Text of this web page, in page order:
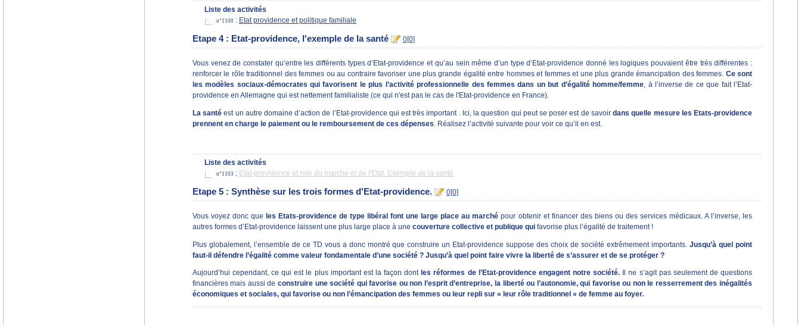
Liste des activités
n°1100: Etat providence et politique familiale
Etape 4 : Etat-providence, l'exemple de la santé 0[0]
Vous venez de constater qu’entre les différents types d’Etat-providence et qu’au sein même d’un type d’Etat-providence donné les logiques pouvaient être très différentes :
renforcer le rôle traditionnel des femmes ou au contraire favoriser une plus grande égalité entre hommes et femmes et une plus grande émancipation des femmes. Ce sont
les modèles sociaux-démocrates qui favorisent le plus l’activité professionnelle des femmes dans un but d’égalité homme/femme , à l’inverse de ce que fait l’Etat-
providence en Allemagne qui est nettement familialiste (ce qui n'est pas le cas de l'Etat-providence en France).
La santé est un autre domaine d’action de l’Etat-providence qui est très important . Ici, la question qui peut se poser est de savoirdans quelle mesure les Etats-providence
prennent en charge le paiement ou le remboursement de ces dépenses . Réalisez l’activité suivante pour voir ce qu’il en est.
Liste des activités
n°1103 : Etat-providence et role du marche et de l'Etat. Exemple de la santé
Etape 5 : Synthèse sur les trois formes d'Etat-providence. 0[0]
Vous voyez donc que les Etats-providence de type libéral font une large place au marché pour obtenir et financer des biens ou des services médicaux. A l’inverse, les
autres formes d’Etat-providence laissent une plus large place à une couverture collective et publique quifavorise plus l’égalité de traitement !
Plus globalement, l’ensemble de ce TD vous a donc montré que construire un Etat-providence suppose des choix de société extrêmement importants.Jusqu’à quel point
faut-il défendre l’égalité comme valeur fondamentale d’une société ? Jusqu’à quel point faire vivre la liberté de s’assurer et de se protéger ?
Aujourd’hui cependant, ce qui est le plus important est la façon dont les réformes de l’Etat-providence engagent notre société. Il ne s’agit pas seulement de questions
financières mais aussi deconstruire une société qui favorise ou non l’esprit d’entreprise, la liberté ou l’autonomie, qui favorise ou non le resserrement des inégalités
économiques et sociales, qui favorise ou non l’émancipation des femmes ou leur repli sur « leur rôle traditionnel » de femme au foyer.